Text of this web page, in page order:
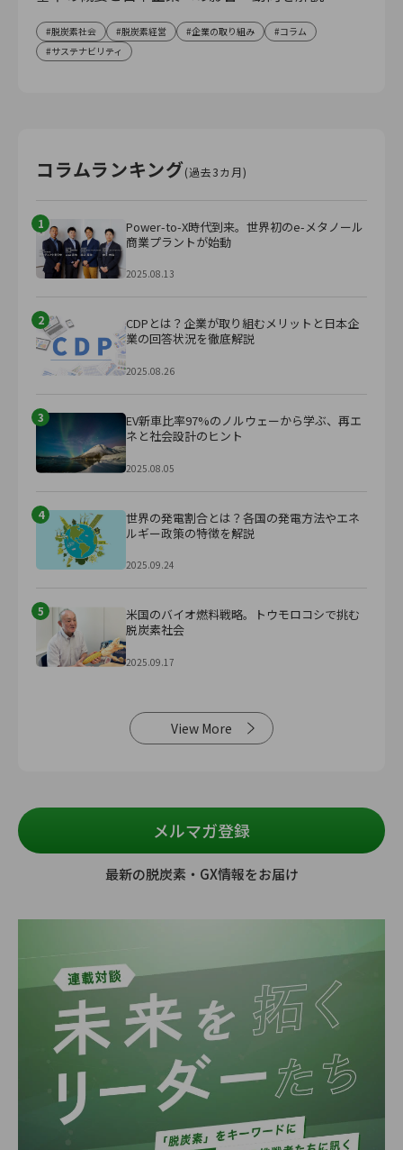
脱炭素社会 脱炭素経営 企業の取り組み
コラム
サステナビリティ
コラムランキング(過去3カ月)
1
Power-to-X時代到来。世界初のe-メタノール
商業プラントが始動
2025.08.13
2
CDPとは？企業が取り組むメリットと日本企
業の回答状況を徹底解説
2025.08.26
3
EV新車比率97%のノルウェーから学ぶ、再エ
ネと社会設計のヒント
2025.08.05
4
世界の発電割合とは？各国の発電方法やエネ
ルギー政策の特徴を解説
2025.09.24
5
米国のバイオ燃料戦略。トウモロコシで挑む
脱炭素社会
2025.09.17
View More
メルマガ登録
最新の脱炭素・GX情報をお届け